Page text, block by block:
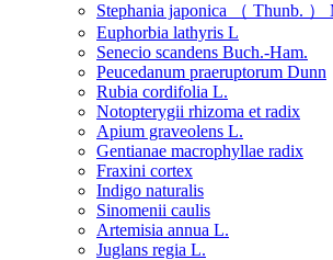
Stephania japonica （ Thunb. ）
Euphorbia lathyris L
Senecio scandens Buch.-Ham.
Peucedanum praeruptorum Dunn
Rubia cordifolia L.
Notopterygii rhizoma et radix
Apium graveolens L.
Gentianae macrophyllae radix
Fraxini cortex
Indigo naturalis
Sinomenii caulis
Artemisia annua L.
Juglans regia L.